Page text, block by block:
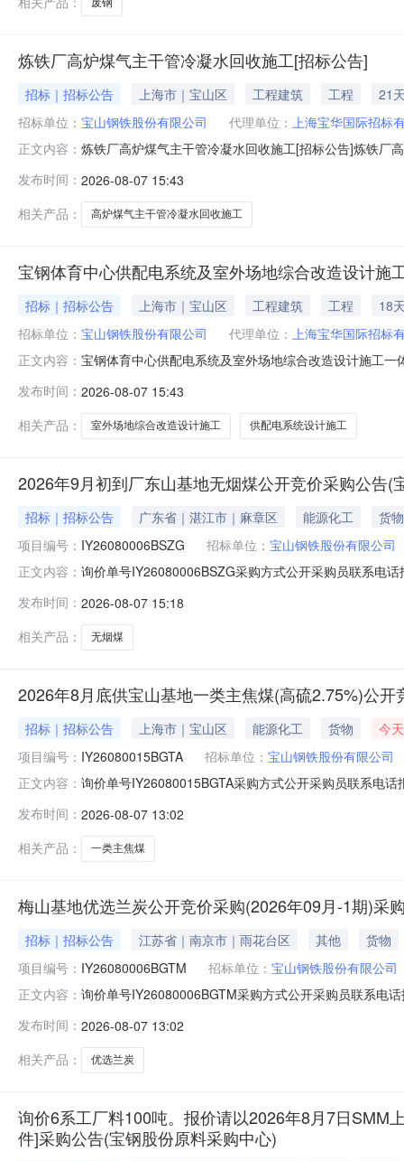
废钢
炼铁厂高炉煤气主干管冷凝水回收施工[招标公告]
招标｜招标公告 上海市｜宝山区 工程建筑 工程
21
招标单位： 宝山钢铁股份有限公司 代理单位： 上海宝华国际招标
正文内容： 炼铁厂高炉煤气主干管冷凝水回收施工[招标公告]炼铁厂
收施工。2.2建设地点：上海市宝山区富锦路宝山基地厂
简称发包人）就炼铁
发布时间： 2026-08-07 15:43
相关产品：
高炉煤气主干管冷凝水回收施工
宝钢体育中心供配电系统及室外场地综合改造设计施
招标｜招标公告 上海市｜宝山区 工程建筑 工程
18
招标单位： 宝山钢铁股份有限公司 代理单位： 上海宝华国际招标
正文内容： 宝钢体育中心供配电系统及室外场地综合改造设计施工
标。2.工程概况与招标范围2.1招标项目名称：宝钢体育
万元（不含税）。2.4计划
发布时间： 2026-08-07 15:43
相关产品：
室外场地综合改造设计施工 供配电系统设计施工
2026年9月初到厂东山基地无烟煤公开竞价采购公告(
招标｜招标公告 广东省｜湛江市｜麻章区 能源化工
货物
项目编号： IY26080006BSZG 招标单位： 宝山钢铁股份有限公司
正文内容： 询价单号IY26080006BSZG采购方式公开采购员联系电
江原料码头二、保证金额度：2000000.0元三、商务条
发布时间： 2026-08-07 15:18
相关产品：
无烟煤
2026年8月底供宝山基地一类主焦煤(高硫2.75%)公
招标｜招标公告 上海市｜宝山区 能源化工 货物
今
项目编号： IY26080015BGTA 招标单位： 宝山钢铁股份有限公司
正文内容： 询价单号IY26080015BGTA采购方式公开采购员联系电
二、保证金额度：2000000.0元三、商务条款：定价说
发布时间： 2026-08-07 13:02
相关产品：
一类主焦煤
梅山基地优选兰炭公开竞价采购(2026年09月-1期)采
招标｜招标公告 江苏省｜南京市｜雨花台区 其他
货物
项目编号： IY26080006BGTM 招标单位： 宝山钢铁股份有限公司
正文内容： 询价单号IY26080006BGTM采购方式公开采购员联系电
二、保证金额度：2000000.0元三、商务条款：定价说
发布时间： 2026-08-07 13:02
相关产品：
优选兰炭
询价6系工厂料100吨。报价请以2026年8月7日SMM
件]采购公告(宝钢股份原料采购中心)